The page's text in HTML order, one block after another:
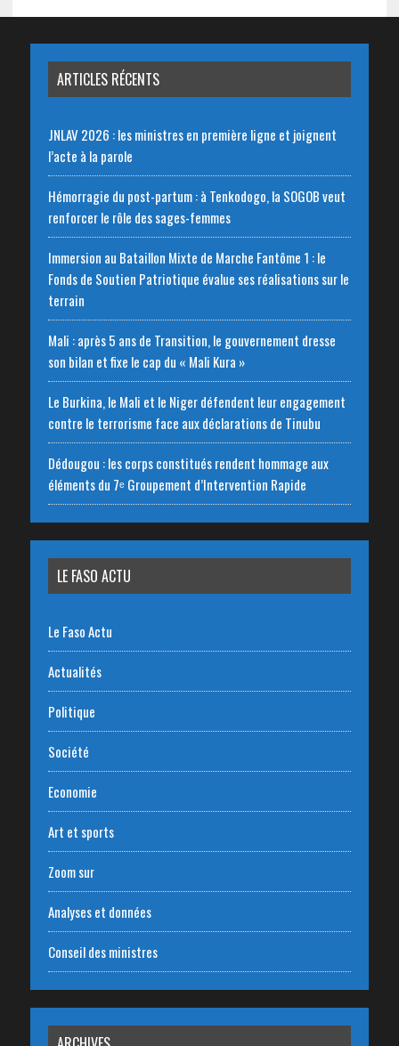
ARTICLES RÉCENTS
JNLAV 2026 : les ministres en première ligne et joignent
l’acte à la parole
Hémorragie du post-partum : à Tenkodogo, la SOGOB veut
renforcer le rôle des sages-femmes
Immersion au Bataillon Mixte de Marche Fantôme 1 : le
Fonds de Soutien Patriotique évalue ses réalisations sur le
terrain
Mali : après 5 ans de Transition, le gouvernement dresse
son bilan et fixe le cap du « Mali Kura »
Le Burkina, le Mali et le Niger défendent leur engagement
contre le terrorisme face aux déclarations de Tinubu
Dédougou : les corps constitués rendent hommage aux
éléments du 7ᵉ Groupement d’Intervention Rapide
LE FASO ACTU
Le Faso Actu
Actualités
Politique
Société
Economie
Art et sports
Zoom sur
Analyses et données
Conseil des ministres